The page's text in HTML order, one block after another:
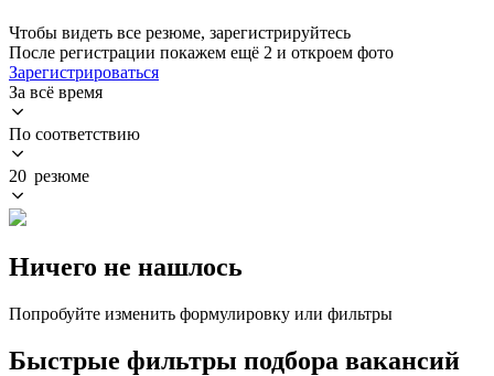
Чтобы видеть все резюме, зарегистрируйтесь
После регистрации покажем ещё 2 и откроем фото
Зарегистрироваться
За всё время
По соответствию
20 резюме
Ничего не нашлось
Попробуйте изменить формулировку или фильтры
Быстрые фильтры подбора вакансий